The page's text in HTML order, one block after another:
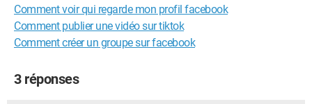
Comment voir qui regarde mon profil facebook
Comment publier une vidéo sur tiktok
Comment créer un groupe sur facebook
3 réponses